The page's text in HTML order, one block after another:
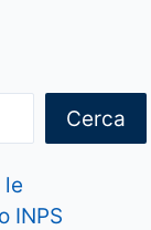
Cerca
le
INPS